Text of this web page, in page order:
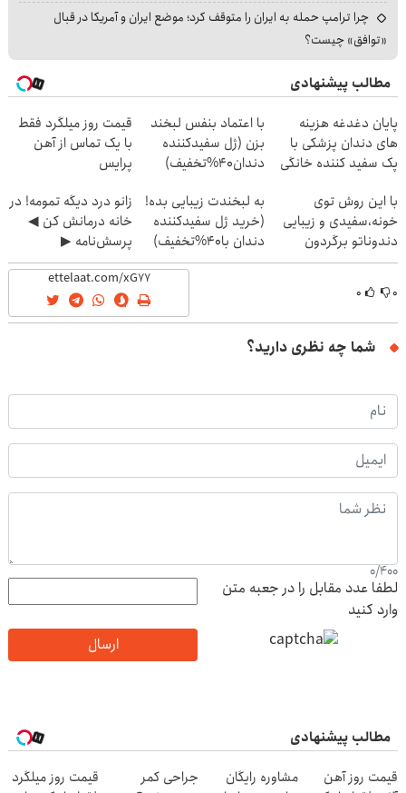
چرا ترامپ حمله به ایران را متوقف کرد؛ موضع ایران و آمریکا در قبال
«توافق» چیست؟
مطالب پیشنهادی
پایان دغدغه هزینه
های دندان پزشکی با
پک سفید کننده خانگی
با اعتماد بنفس لبخند
بزن (ژل سفیدکننده
دندان40%تخفیف)
قیمت روز میلگرد فقط
با یک تماس از آهن
پرایس
با این روش توی
خونه،سفیدی و زیبایی
دندوناتو برگردون
(40%off)
به لبخندت زیبایی بده!
(خرید ژل سفیدکننده
دندان با40%تخفیف)
زانو درد دیگه تمومه! در
خانه درمانش کن ◀
پرسش‌نامه ▶
۰ ۰
شما چه نظری دارید؟
0/400
لطفا عدد مقابل را در جعبه متن
وارد کنید
ارسال
مطالب پیشنهادی
قیمت روز آهن
مشاوره رایگان
جراحی کمر
قیمت روز میلگرد